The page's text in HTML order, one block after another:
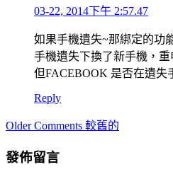
03-22, 2014下午 2:57.47
如果手機遺失~那綁定的功
手機遺失下換了新手機，重
但FACEBOOK 是否在遺失
Reply
Comment
Older Comments 較舊的
發佈留言